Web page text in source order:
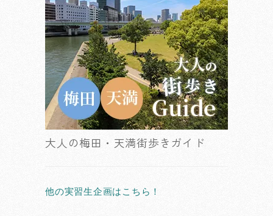
大人の梅田・天満街歩きガイド
他の実習生企画はこちら！